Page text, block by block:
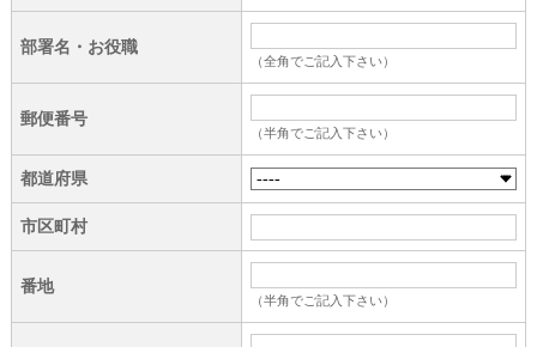
部署名・お役職
（全角でご記入下さい）
郵便番号
（半角でご記入下さい）
都道府県
市区町村
番地
（半角でご記入下さい）